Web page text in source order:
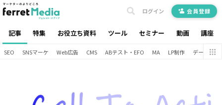
記事 特集 お役立ち資料 ツール セミナー 動画 講座
ログイン 会員登録
SEO SNSマーケ Web広告 CMS ABテスト・EFO MA LP制作 データ分析